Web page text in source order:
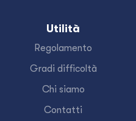
Utilità
Regolamento
Gradi difficoltà
Chi siamo
Contatti